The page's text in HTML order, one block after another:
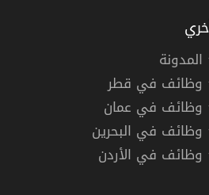
وظائف إدارية وهندسية وتقنية
المدونة
وظائف في قطر
وظائف في عمان
وظائف في البحرين
وظائف في الأردن